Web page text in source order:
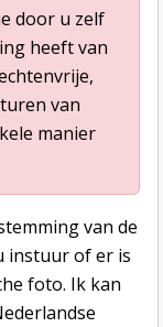
door u zelf
heeft van
van
manier
van de
instuur of er is
foto. Ik kan